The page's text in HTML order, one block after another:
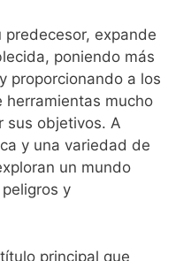
expande
poniendo más
proporcionando a los
herramientas mucho
sus objetivos. A
y una variedad de
un mundo
y
principal que